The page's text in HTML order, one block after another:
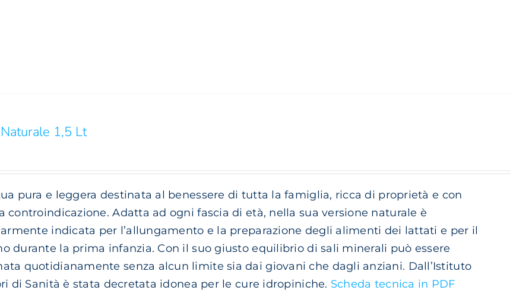
1,5 Lt
pura e leggera destinata al benessere di tutta la famiglia, ricca di proprietà e con
controindicazione. Adatta ad ogni fascia di età, nella sua versione naturale è
indicata per l’allungamento e la preparazione degli alimenti dei lattati e per il
durante la prima infanzia. Con il suo giusto equilibrio di sali minerali può essere
quotidianamente senza alcun limite sia dai giovani che dagli anziani. Dall’Istituto
di Sanità è stata decretata idonea per le cure idropiniche. Scheda tecnica in PDF